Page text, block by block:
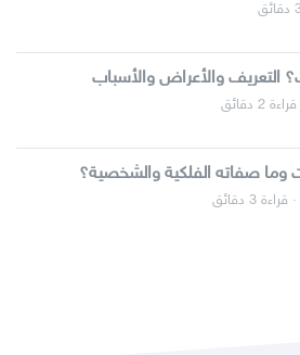
التعريف والأعراض والأسباب
دقائق
وما صفاته الفلكية والشخصية؟
3 دقائق